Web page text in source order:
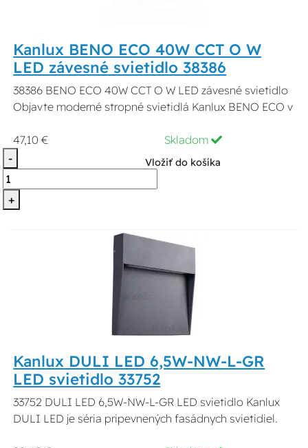
Kanlux BENO ECO 40W CCT O W
LED závesné svietidlo 38386
38386 BENO ECO 40W CCT O W LED závesné svietidlo
Objavte moderné stropné svietidlá Kanlux BENO ECO v
47,10 €
Skladom
-
+
Vložiť do košíka
Kanlux DULI LED 6,5W-NW-L-GR
LED svietidlo 33752
33752 DULI LED 6,5W-NW-L-GR LED svietidlo Kanlux
DULI LED je séria pripevnených fasádnych svietidiel.